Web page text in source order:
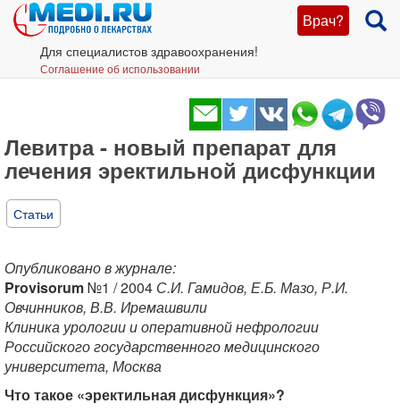
Врач?
Для специалистов здравоохранения!
Соглашение об использовании
Левитра - новый препарат для
лечения эректильной дисфункции
Статьи
Опубликовано в журнале:
Provisorum№1 / 2004 С.И. Гамидов, Е.Б. Мазо, Р.И.
Овчинников, В.В. Иремашвили
Клиника урологии и оперативной нефрологии
Российского государственного медицинского
университета, Москва
Что такое «эректильная дисфункция»?